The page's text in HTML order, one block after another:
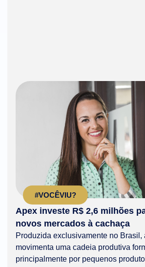
#VOCÊVIU?
Apex investe R$ 2,6 milhões
novos mercados à cachaça
Produzida exclusivamente no Brasil,
movimenta uma cadeia produtiva
principalmente por pequenos